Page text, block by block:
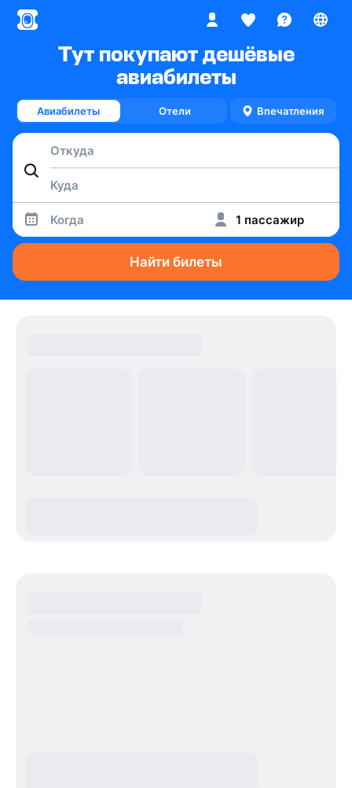
Тут покупают дешёвые
авиабилеты
Авиабилеты Отели Впечатления
Когда 1 пассажир
Найти билеты